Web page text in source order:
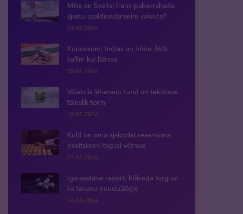
Miks on Šveitsi frank paberrahade
ajastu usaldusväärseim valuuta?
29.05.2026
Kurioosum: Indias on hõbe 36%
kallim kui läänes
30.06.2026
Võlakriis läheneb: turul on tekkimas
täiuslik torm
18.05.2026
Kuld on oma ajaloolist reservvara
positsiooni tagasi võtmas
07.05.2026
Iga-aastane raport: hõbeda turg on
ka tänavu puudujäägis
16.04.2026